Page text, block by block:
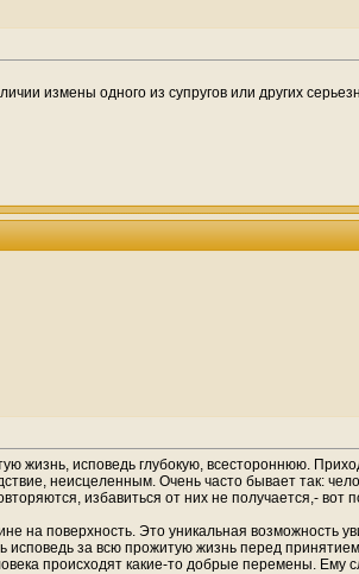
измены одного из супругов или других
жизнь, исповедь глубокую, всестороннюю.
неисцеленным. Очень часто бывает так:
избавиться от них не получается,- вот
на поверхность. Это уникальная возможность
за всю прожитую жизнь перед
происходят какие-то добрые перемены. Ему